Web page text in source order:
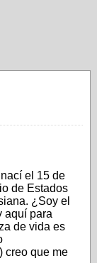
el 15 de
de Estados
¿Soy el
aquí para
de vida es
creo que me